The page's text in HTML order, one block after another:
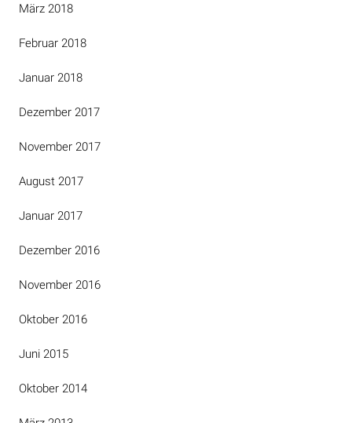
März 2018
Februar 2018
Januar 2018
Dezember 2017
November 2017
August 2017
Januar 2017
Dezember 2016
November 2016
Oktober 2016
Juni 2015
Oktober 2014